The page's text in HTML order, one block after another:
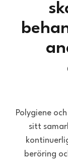
Polygiene
sitt
beröring